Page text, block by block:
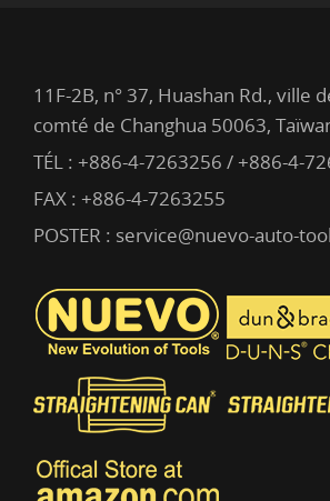
11F-2B, n° 37, Huashan Rd., ville
comté de Changhua 50063,
TÉL : +886-4-7263256 / +886-4-
FAX : +886-4-7263255
POSTER : service@nuevo-auto-